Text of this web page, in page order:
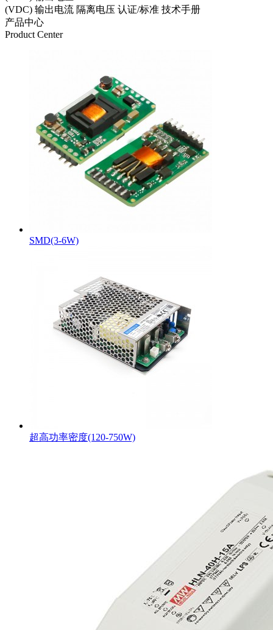
(VDC) 输出电流 隔离电压 认证/标准 技术手册
产品中心
Product Center
SMD(3-6W)
超高功率密度(120-750W)